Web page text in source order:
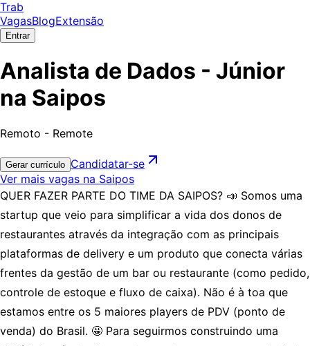
Trab
VagasBlogExtensão
Entrar
Analista de Dados - Júnior
na Saipos
Remoto - Remote
Gerar currículo Candidatar-se
Ver mais vagas na Saipos
QUER FAZER PARTE DO TIME DA SAIPOS? 📣 Somos uma
startup que veio para simplificar a vida dos donos de
restaurantes através da integração com as principais
plataformas de delivery e um produto que conecta várias
frentes da gestão de um bar ou restaurante (como pedido,
controle de estoque e fluxo de caixa). Não é à toa que
estamos entre os 5 maiores players de PDV (ponto de
venda) do Brasil. 🤩 Para seguirmos construindo uma